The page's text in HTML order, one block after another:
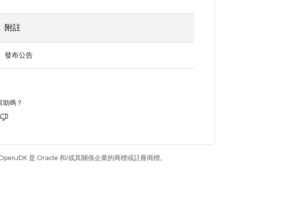
附註
發布公告
助嗎？
是 Oracle 和/或其關係企業的商標或註冊商標。